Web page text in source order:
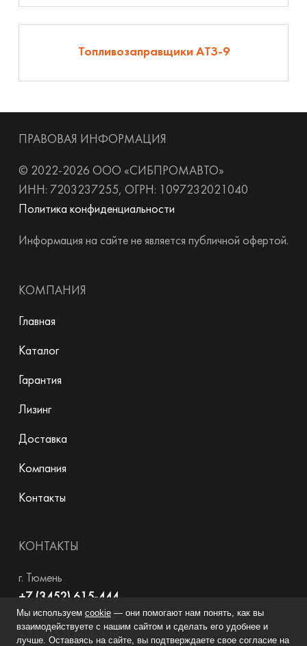
Топливозаправщики АТЗ-9
ПРАВОВАЯ ИНФОРМАЦИЯ
© 2022-2026 ООО «СИБПРОМАВТО»
ИНН: 7203237255, ОГРН: 1097232021040
Политика конфиденциальности
Информация на сайте не является публичной офертой.
КОМПАНИЯ
Главная
Каталог
Гарантия
Лизинг
Доставка
Компания
Контакты
КОНТАКТЫ
г. Тюмень
+7 (3452) 615-444
+7 (3452) 615-777
+7 (3452) 603-308
Мы используем cookie — они помогают нам понять, как вы
взаимодействуете с нашим сайтом и сделать его удобнее и
лучше. Оставаясь на сайте, вы подтверждаете свое согласие на